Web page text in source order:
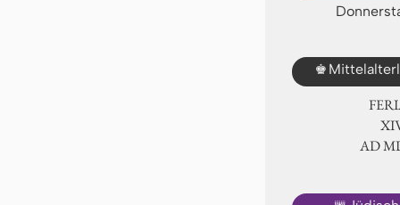
♚
AD